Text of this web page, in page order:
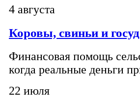
4 августа
Коровы, свиньи и
Финансовая помощь
когда реальные деньги
22 июля